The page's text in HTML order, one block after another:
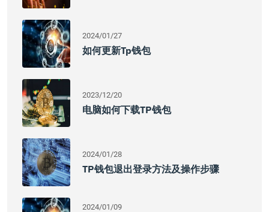
2024/01/27
如何更新tp钱包
2023/12/20
电脑如何下载TP钱包
2024/01/28
TP钱包退出登录方法及操作步骤
2024/01/09